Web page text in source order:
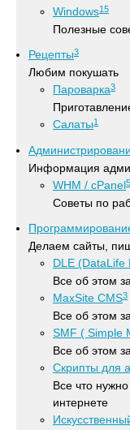
Windows15
Полезные
Рецепты3
Любим покушать
Пароварка3
Салаты1
Информация
WHM / cPanel5
Советы по
Делаем сайты,
DLE (DataLife
Все об этом
MaxSite CMS3
Все об этом
SMF ( Simple
Все об этом
Скрипты для
Все что
интернете